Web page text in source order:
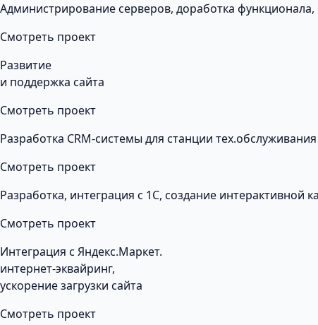
Администрирование серверов, доработка
Смотреть проект
Развитие
и поддержка сайта
Смотреть проект
Разработка CRM-системы для станции
Смотреть проект
Разработка, интеграция с 1С, создание интерактивной
Смотреть проект
Интеграция с Яндекс.Маркет.
интернет-эквайринг,
ускорение загрузки сайта
Смотреть проект